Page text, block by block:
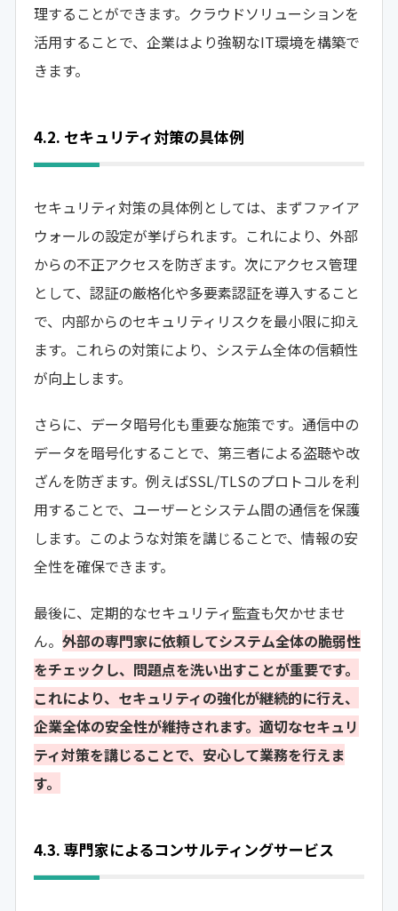
理することができます。クラウドソリューションを
活用することで、企業はより強靭なIT環境を構築で
きます。
4.2. セキュリティ対策の具体例
セキュリティ対策の具体例としては、まずファイア
ウォールの設定が挙げられます。これにより、外部
からの不正アクセスを防ぎます。次にアクセス管理
として、認証の厳格化や多要素認証を導入すること
で、内部からのセキュリティリスクを最小限に抑え
ます。これらの対策により、システム全体の信頼性
が向上します。
さらに、データ暗号化も重要な施策です。通信中の
データを暗号化することで、第三者による盗聴や改
ざんを防ぎます。例えばSSL/TLSのプロトコルを利
用することで、ユーザーとシステム間の通信を保護
します。このような対策を講じることで、情報の安
全性を確保できます。
最後に、定期的なセキュリティ監査も欠かせませ
ん。 外部の専門家に依頼してシステム全体の脆弱性
をチェックし、問題点を洗い出すことが重要です。
これにより、セキュリティの強化が継続的に行え、
企業全体の安全性が維持されます。適切なセキュリ
ティ対策を講じることで、安心して業務を行えま
す。
4.3. 専門家によるコンサルティングサービス